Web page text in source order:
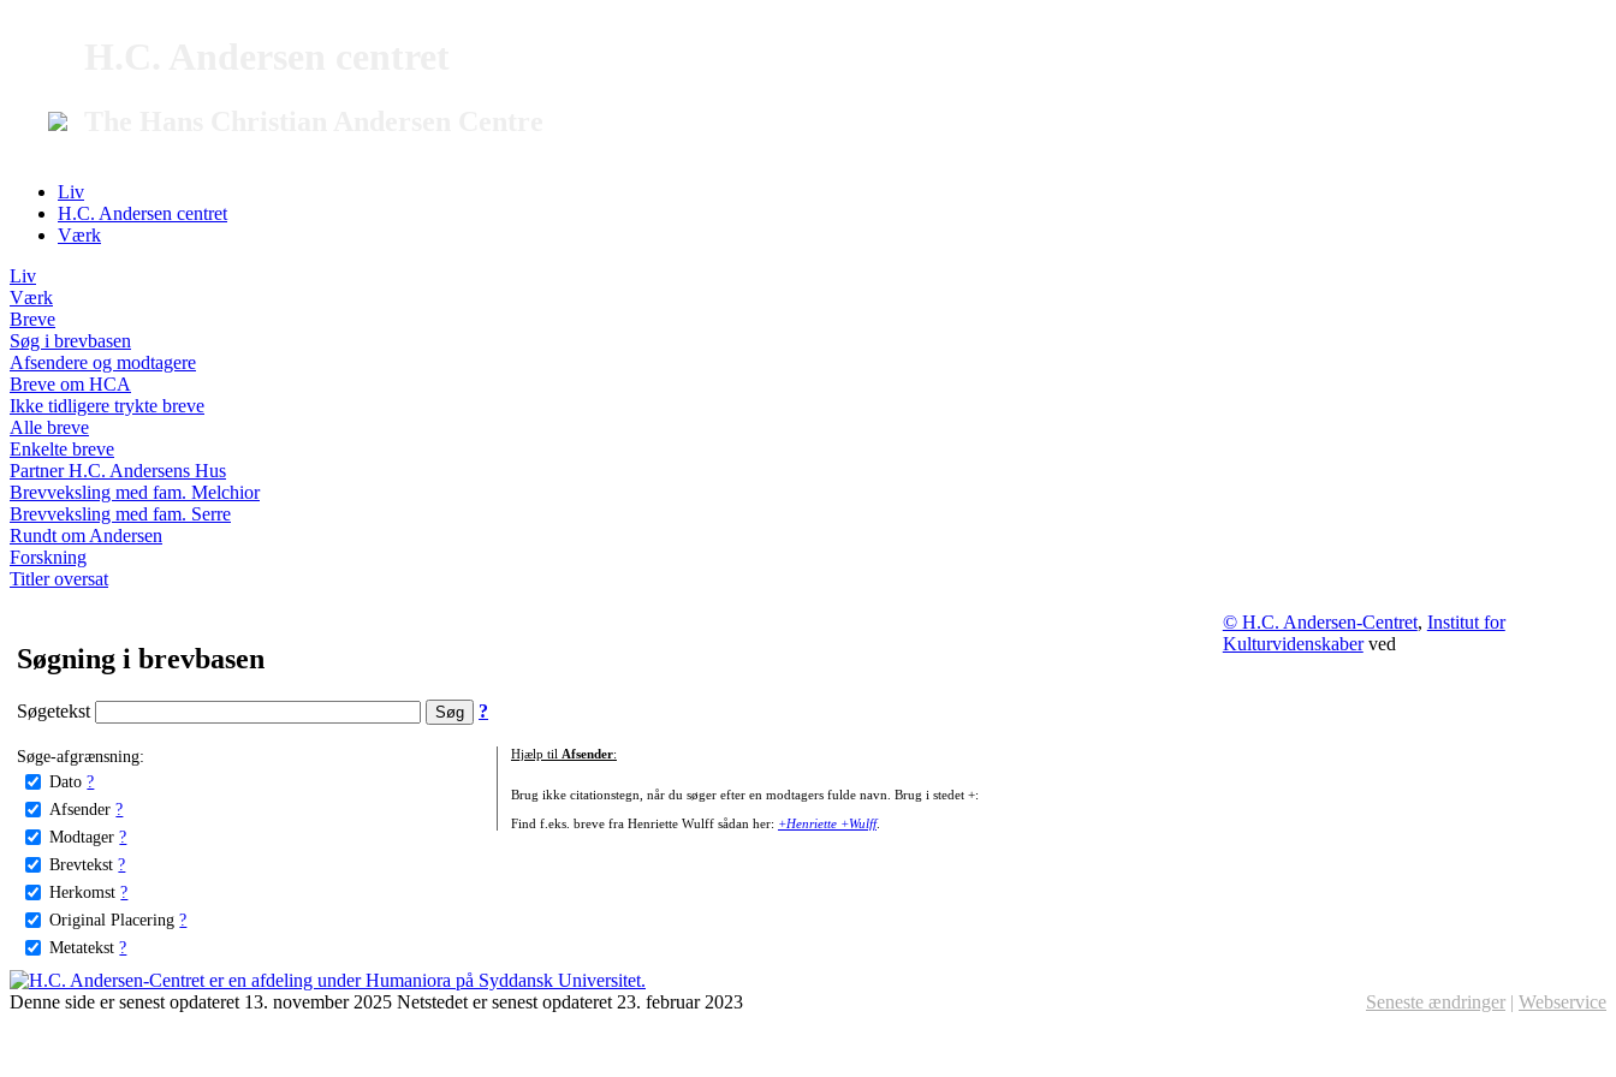
Liv
H.C. Andersen centret
Værk
Liv
Værk
Breve
Søg i brevbasen
Afsendere og modtagere
Breve om HCA
Ikke tidligere trykte breve
Alle breve
Enkelte breve
Partner H.C. Andersens Hus
Brevveksling med fam. Melchior
Brevveksling med fam. Serre
Rundt om Andersen
Forskning
Titler oversat
Søgning i brevbasen
Søgetekst ?
Søge-afgrænsning:
Dato ?
Afsender ?
Modtager ?
Brevtekst ?
Herkomst ?
Original Placering ?
Metatekst ?
Hjælp til Afsender:
Brug ikke citationstegn, når du søger efter en modtagers fulde navn. Brug i stedet +:
Find f.eks. breve fra Henriette Wulff sådan her: +Henriette +Wulff.
© H.C. Andersen-Centret, Institut for
Kulturvidenskaberved
Denne side er senest opdateret 13. november 2025 Netstedet er senest opdateret 23. februar 2023 Seneste ændringer | Webservice